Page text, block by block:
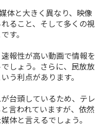
体と大きく異なり、映像
ること、そして多くの視
す。
報性が高い動画で情報を
しょう。さらに、民放放
う利点があります。
台頭しているため、テレ
言われていますが、依然
体と言えるでしょう。